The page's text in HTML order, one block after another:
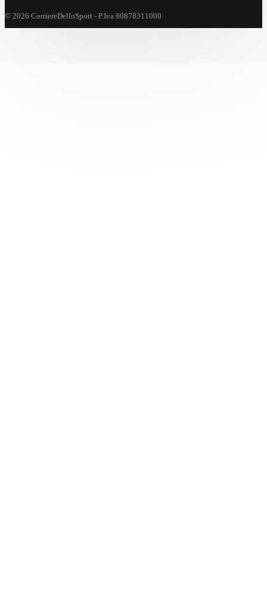
© 2026 CorriereDelloSport - P.Iva 00878311000